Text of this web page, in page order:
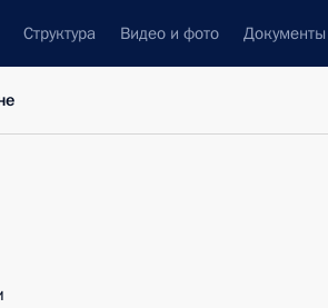
Структура Видео и фото Документы